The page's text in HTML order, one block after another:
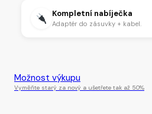
Kompletní nabíječka
Adaptér do zásuvky + kabel.
Možnost výkupu
Vyměňte starý za nový a ušetřete tak až 50%